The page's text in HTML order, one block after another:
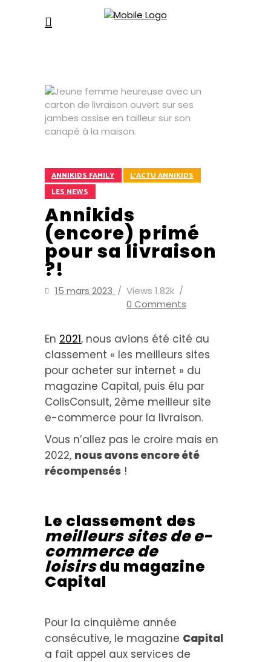
ANNIKIDS FAMILY
L'ACTU ANNIKIDS
LES NEWS
Annikids
(encore) primé
pour sa livraison
?!
15 mars 2023 Views 1.82k
0 Comments
En 2021, nous avions été cité au
classement « les meilleurs sites
pour acheter sur internet » du
magazine Capital, puis élu par
ColisConsult, 2ème meilleur site
e-commerce pour la livraison.
Vous n’allez pas le croire mais en
2022, nous avons encore été
récompensés !
Le classement des
meilleurs sites de e-
commerce de
loisirsdu magazine
Capital
Pour la cinquième année
consécutive, le magazine Capital
a fait appel aux services de